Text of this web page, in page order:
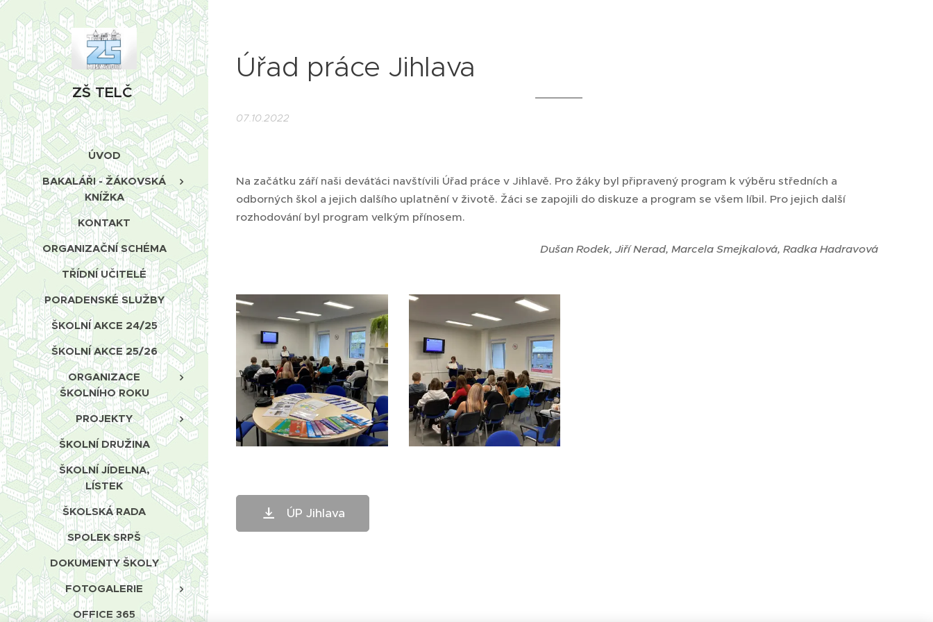
ZŠ TELČ
ÚVOD
BAKALÁŘI - ŽÁKOVSKÁ
KNÍŽKA
KONTAKT
ORGANIZAČNÍ SCHÉMA
TŘÍDNÍ UČITELÉ
PORADENSKÉ SLUŽBY
ŠKOLNÍ AKCE 24/25
ŠKOLNÍ AKCE 25/26
ORGANIZACE
ŠKOLNÍHO ROKU
PROJEKTY
ŠKOLNÍ DRUŽINA
ŠKOLNÍ JÍDELNA,
LÍSTEK
ŠKOLSKÁ RADA
SPOLEK SRPŠ
DOKUMENTY ŠKOLY
FOTOGALERIE
OFFICE 365
Úřad práce Jihlava
07.10.2022
Na začátku září naši deváťáci navštívili Úřad práce v Jihlavě. Pro žáky byl připravený program k výběru středních a
odborných škol a jejich dalšího uplatnění v životě. Žáci se zapojili do diskuze a program se všem líbil. Pro jejich další
rozhodování byl program velkým přínosem.
Dušan Rodek, Jiří Nerad, Marcela Smejkalová, Radka Hadravová
ÚP Jihlava